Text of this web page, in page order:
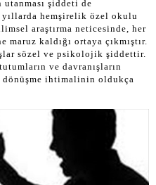
utanması şiddeti de
hemşirelik özel okulu
araştırma neticesinde, her
kaldığı ortaya çıkmıştır.
sözel ve psikolojik şiddettir.
ve davranışların
ihtimalinin oldukça